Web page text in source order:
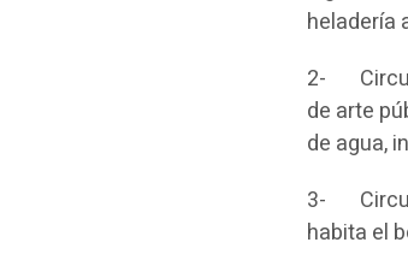
heladería
2-
de arte
de agua,
3-
habita el